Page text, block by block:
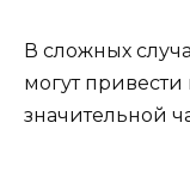
В сложных
могут
значительной